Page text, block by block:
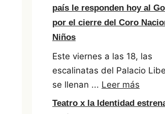
país le responden hoy al
por el cierre del Coro
Niños
Este viernes a las 18, las
escalinatas del Palacio
se llenan ... Leer más
Teatro x la Identidad